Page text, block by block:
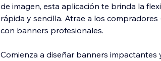
de imagen, esta aplicación te brinda la
rápida y sencilla. Atrae a los
con banners profesionales.
Comienza a diseñar banners